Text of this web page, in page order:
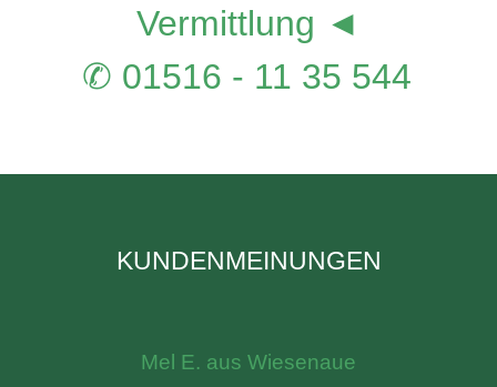
Vermittlung ◄
✆ 01516 - 11 35 544
KUNDENMEINUNGEN
Mel E. aus Wiesenaue